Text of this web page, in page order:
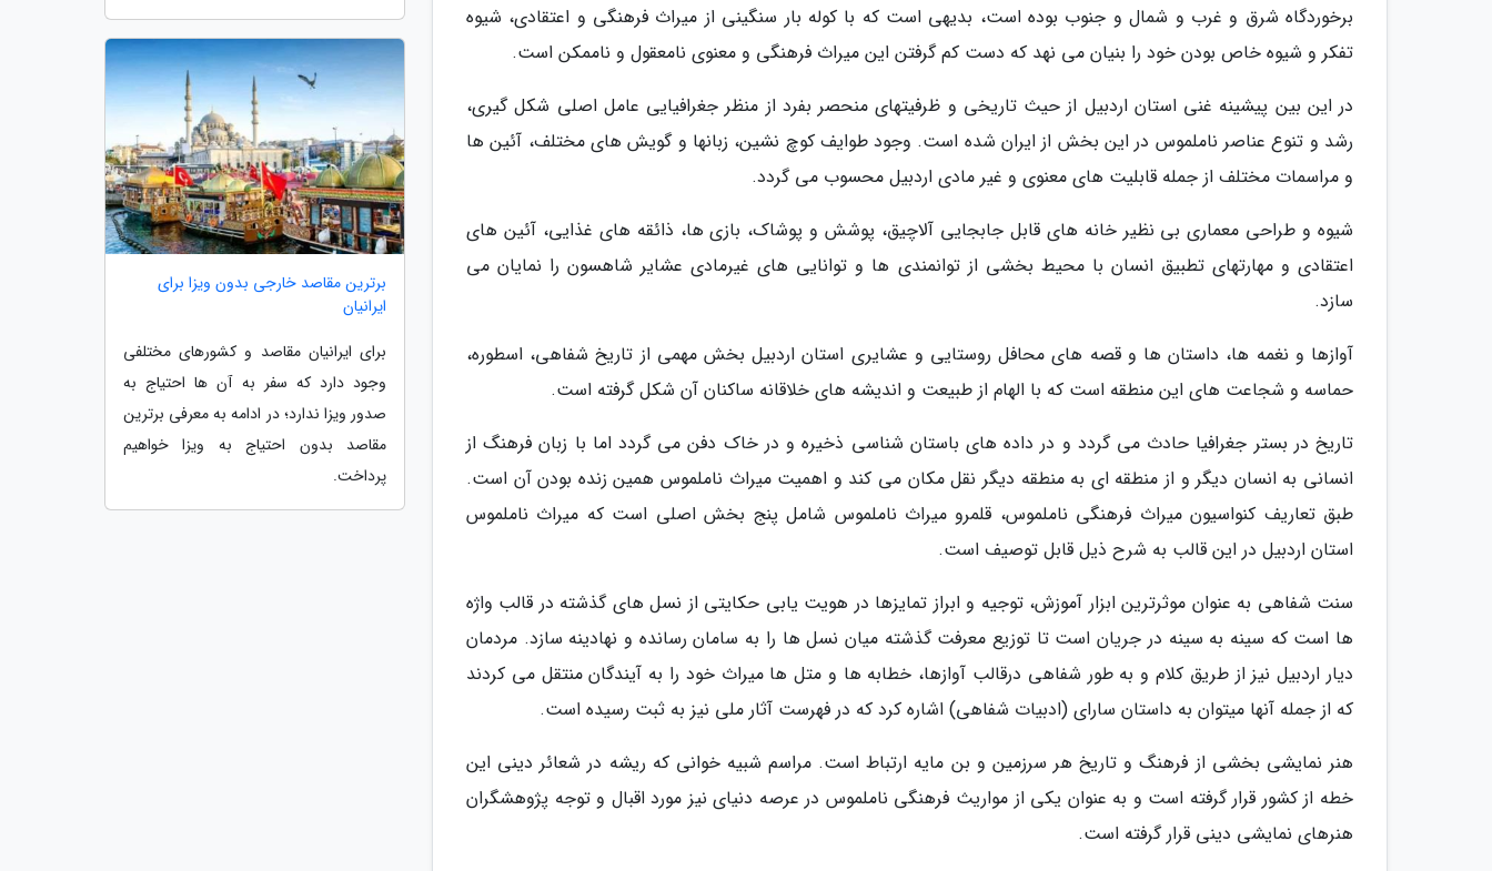
برخوردگاه شرق و غرب و شمال و جنوب بوده است، بدیهی است که با کوله بار سنگینی از میراث فرهنگی و اعتقادی، شیوه
تفکر و شیوه خاص بودن خود را بنیان می نهد که دست کم گرفتن این میراث فرهنگی و معنوی نامعقول و ناممکن است.
در این بین پیشینه غنی استان اردبیل از حیث تاریخی و ظرفیتهای منحصر بفرد از منظر جغرافیایی عامل اصلی شکل گیری،
رشد و تنوع عناصر ناملموس در این بخش از ایران شده است. وجود طوایف کوچ نشین، زبانها و گویش های مختلف، آئین ها
و مراسمات مختلف از جمله قابلیت های معنوی و غیر مادی اردبیل محسوب می گردد.
شیوه و طراحی معماری بی نظیر خانه های قابل جابجایی آلاچیق، پوشش و پوشاک، بازی ها، ذائقه های غذایی، آئین های
اعتقادی و مهارتهای تطبیق انسان با محیط بخشی از توانمندی ها و توانایی های غیرمادی عشایر شاهسون را نمایان می
سازد.
آوازها و نغمه ها، داستان ها و قصه های محافل روستایی و عشایری استان اردبیل بخش مهمی از تاریخ شفاهی، اسطوره،
حماسه و شجاعت های این منطقه است که با الهام از طبیعت و اندیشه های خلاقانه ساکنان آن شکل گرفته است.
تاریخ در بستر جغرافیا حادث می گردد و در داده های باستان شناسی ذخیره و در خاک دفن می گردد اما با زبان فرهنگ از
انسانی به انسان دیگر و از منطقه ای به منطقه دیگر نقل مکان می کند و اهمیت میراث ناملموس همین زنده بودن آن است.
طبق تعاریف کنواسیون میراث فرهنگی ناملموس، قلمرو میراث ناملموس شامل پنج بخش اصلی است که میراث ناملموس
استان اردبیل در این قالب به شرح ذیل قابل توصیف است.
سنت شفاهی به عنوان موثرترین ابزار آموزش، توجیه و ابراز تمایزها در هویت یابی حکایتی از نسل های گذشته در قالب واژه
ها است که سینه به سینه در جریان است تا توزیع معرفت گذشته میان نسل ها را به سامان رسانده و نهادینه سازد. مردمان
دیار اردبیل نیز از طریق کلام و به طور شفاهی درقالب آوازها، خطابه ها و متل ها میراث خود را به آیندگان منتقل می کردند
که از جمله آنها میتوان به داستان سارای (ادبیات شفاهی) اشاره کرد که در فهرست آثار ملی نیز به ثبت رسیده است.
هنر نمایشی بخشی از فرهنگ و تاریخ هر سرزمین و بن مایه ارتباط است. مراسم شبیه خوانی که ریشه در شعائر دینی این
خطه از کشور قرار گرفته است و به عنوان یکی از مواریث فرهنگی ناملموس در عرصه دنیای نیز مورد اقبال و توجه پژوهشگران
هنرهای نمایشی دینی قرار گرفته است.
برترین مقاصد خارجی بدون ویزا برای
ایرانیان
برای ایرانیان مقاصد و کشورهای مختلفی
وجود دارد که سفر به آن ها احتیاج به
صدور ویزا ندارد؛ در ادامه به معرفی برترین
مقاصد بدون احتیاج به ویزا خواهیم
پرداخت.